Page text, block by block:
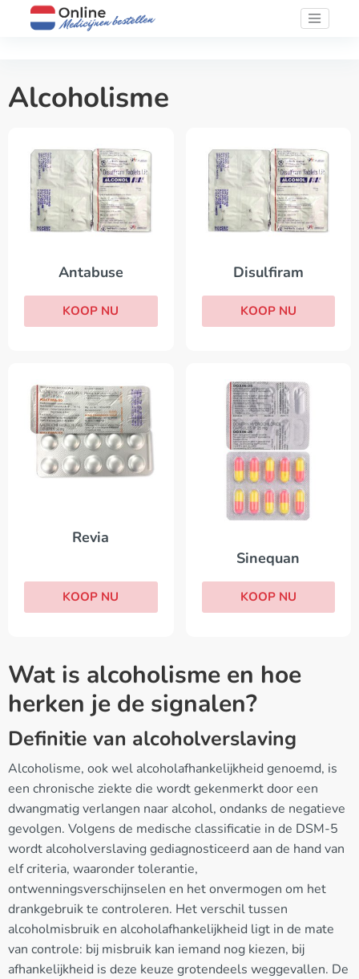
Alcoholisme
Antabuse
KOOP NU
Disulfiram
KOOP NU
Revia
KOOP NU
Sinequan
KOOP NU
Wat is alcoholisme en hoe
herken je de signalen?
Definitie van alcoholverslaving
Alcoholisme, ook wel alcoholafhankelijkheid genoemd, is
een chronische ziekte die wordt gekenmerkt door een
dwangmatig verlangen naar alcohol, ondanks de negatieve
gevolgen. Volgens de medische classificatie in de DSM-5
wordt alcoholverslaving gediagnosticeerd aan de hand van
elf criteria, waaronder tolerantie,
ontwenningsverschijnselen en het onvermogen om het
drankgebruik te controleren. Het verschil tussen
alcoholmisbruik en alcoholafhankelijkheid ligt in de mate
van controle: bij misbruik kan iemand nog kiezen, bij
afhankelijkheid is deze keuze grotendeels weggevallen. De